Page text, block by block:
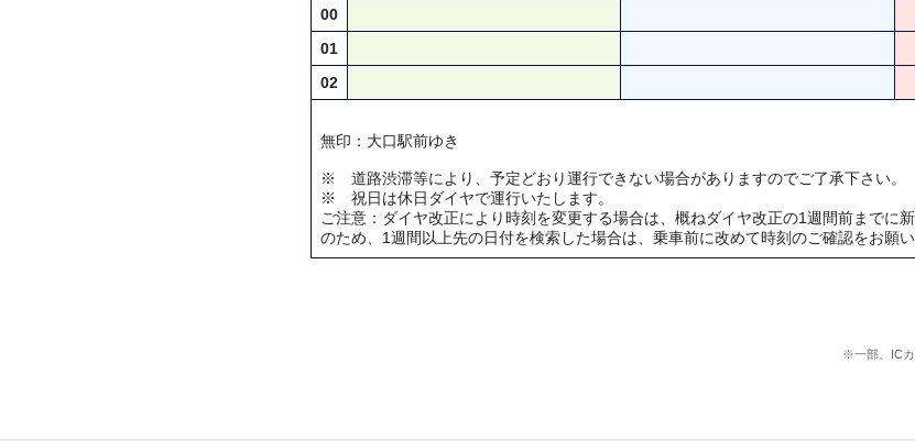
00
01
02
無印：大口駅前ゆき
※ 道路渋滞等により、予定どおり運行できない場合がありますのでご了承下さい。
※ 祝日は休日ダイヤで運行いたします。
ご注意：ダイヤ改正により時刻を変更する場合は、概ねダイヤ改正の1週間前までに
のため、1週間以上先の日付を検索した場合は、乗車前に改めて時刻のご確認をお願い
※一部、ICカ